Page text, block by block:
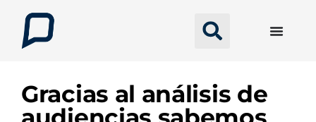
Gracias al análisis de